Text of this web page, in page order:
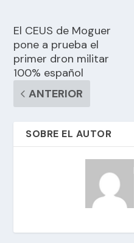
El CEUS de Moguer
pone a prueba el
primer dron militar
100% español
ANTERIOR
SOBRE EL AUTOR